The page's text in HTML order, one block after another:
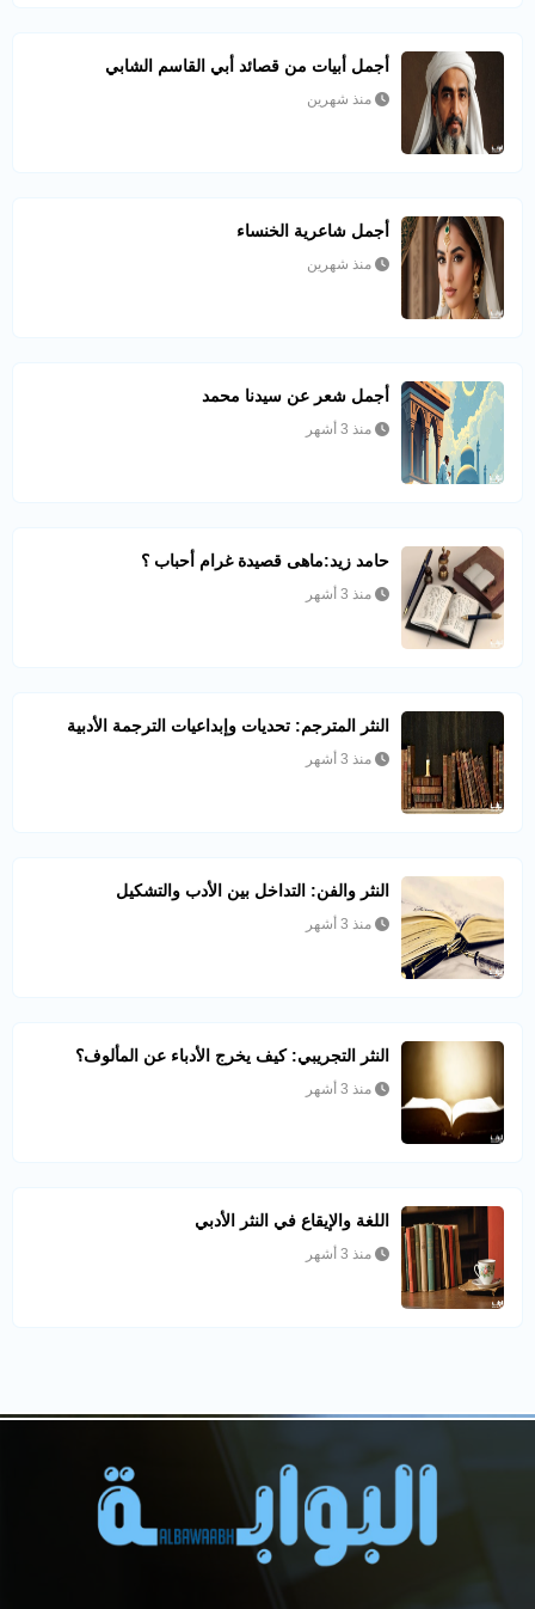
أجمل أبيات من قصائد أبي القاسم الشابي
منذ شهرين
أجمل شاعرية الخنساء
منذ شهرين
أجمل شعر عن سيدنا محمد
منذ 3 أشهر
حامد زيد:ماهى قصيدة غرام أحباب ؟
منذ 3 أشهر
النثر المترجم: تحديات وإبداعيات الترجمة الأدبية
منذ 3 أشهر
النثر والفن: التداخل بين الأدب والتشكيل
منذ 3 أشهر
النثر التجريبي: كيف يخرج الأدباء عن المألوف؟
منذ 3 أشهر
اللغة والإيقاع في النثر الأدبي
منذ 3 أشهر